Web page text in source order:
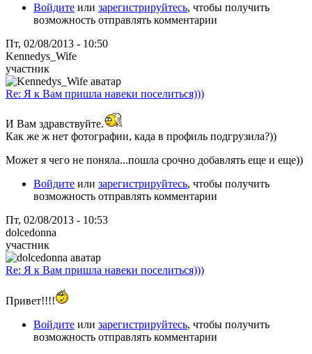
Войдите или зарегистрируйтесь, чтобы получить
возможность отправлять комментарии
Пт, 02/08/2013 - 10:50
Kennedys_Wife
участник
Re: Я к Вам пришла навеки поселиться)))
И Вам здравствуйте.
Как же ж нет фотографии, када в профиль подгрузила?))
Может я чего не поняла...пошла срочно добавлять еще и еще))
Войдите или зарегистрируйтесь, чтобы получить
возможность отправлять комментарии
Пт, 02/08/2013 - 10:53
dolcedonna
участник
Re: Я к Вам пришла навеки поселиться)))
Привет!!!!
Войдите или зарегистрируйтесь, чтобы получить
возможность отправлять комментарии